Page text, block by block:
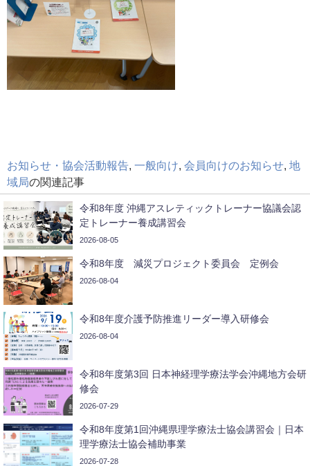
お知らせ・協会活動報告 一般向け 会員向けのお知らせ 地
域局の関連記事
令和8年度 沖縄アスレティックトレーナー協議会認
定トレーナー養成講習会
2026-08-05
令和8年度 減災プロジェクト委員会 定例会
2026-08-04
令和8年度介護予防推進リーダー導入研修会
2026-08-04
令和8年度第3回 日本神経理学療法学会沖縄地方会研
修会
2026-07-29
令和8年度第1回沖縄県理学療法士協会講習会｜日本
理学療法士協会補助事業
2026-07-28